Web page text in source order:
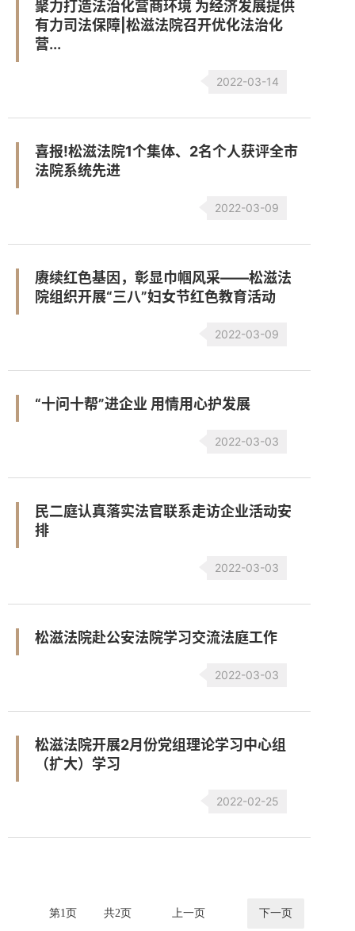
聚力打造法治化营商环境 为经济发展提供
有力司法保障|松滋法院召开优化法治化
营...
2022-03-14
喜报!松滋法院1个集体、2名个人获评全市
法院系统先进
2022-03-09
赓续红色基因，彰显巾帼风采——松滋法
院组织开展“三八”妇女节红色教育活动
2022-03-09
“十问十帮”进企业 用情用心护发展
2022-03-03
民二庭认真落实法官联系走访企业活动安
排
2022-03-03
松滋法院赴公安法院学习交流法庭工作
2022-03-03
松滋法院开展2月份党组理论学习中心组
（扩大）学习
2022-02-25
第1页 共2页 上一页 下一页